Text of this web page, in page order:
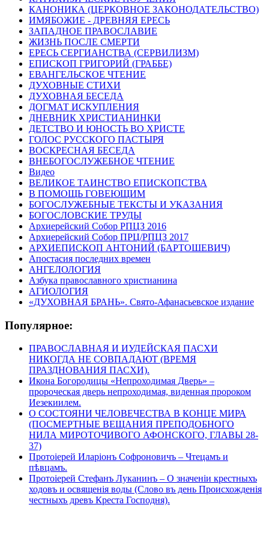
КАНОНИКА (ЦЕРКОВНОЕ ЗАКОНОДАТЕЛЬСТВО)
ИМЯБОЖИЕ - ДРЕВНЯЯ ЕРЕСЬ
ЗАПАДНОЕ ПРАВОСЛАВИЕ
ЖИЗНЬ ПОСЛЕ СМЕРТИ
ЕРЕСЬ СЕРГИАНСТВА (СЕРВИЛИЗМ)
ЕПИСКОП ГРИГОРИЙ (ГРАББЕ)
ЕВАНГЕЛЬСКОЕ ЧТЕНИЕ
ДУХОВНЫЕ СТИХИ
ДУХОВНАЯ БЕСЕДА
ДОГМАТ ИСКУПЛЕНИЯ
ДНЕВНИК ХРИСТИАНИНКИ
ДЕТСТВО И ЮНОСТЬ ВО ХРИСТЕ
ГОЛОС РУССКОГО ПАСТЫРЯ
ВОСКРЕСНАЯ БЕСЕДА
ВНЕБОГОСЛУЖЕБНОЕ ЧТЕНИЕ
Видео
ВЕЛИКОЕ ТАИНСТВО ЕПИСКОПСТВА
В ПОМОЩЬ ГОВЕЮЩИМ
БОГОСЛУЖЕБНЫЕ ТЕКСТЫ И УКАЗАНИЯ
БОГОСЛОВСКИЕ ТРУДЫ
Архиерейский Собор РПЦЗ 2016
Архиерейский Собор ПРЦ/РПЦЗ 2017
АРХИЕПИСКОП АНТОНИЙ (БАРТОШЕВИЧ)
Апостасия последних времен
АНГЕЛОЛОГИЯ
Азбука православного христианина
АГИОЛОГИЯ
«ДУХОВНАЯ БРАНЬ». Свято-Афанасьевское издание
Популярное:
ПРАВОСЛАВНАЯ И ИУДЕЙСКАЯ ПАСХИ
НИКОГДА НЕ СОВПАДАЮТ (ВРЕМЯ
ПРАЗДНОВАНИЯ ПАСХИ).
Икона Богородицы «Непроходимая Дверь» –
пророческая дверь непроходимая, виденная пророком
Иезекиилем.
О СОСТОЯНИ ЧЕЛОВЕЧЕСТВА В КОНЦЕ МИРА
(ПОСМЕРТНЫЕ ВЕЩАНИЯ ПРЕПОДОБНОГО
НИЛА МИРОТОЧИВОГО АФОНСКОГО, ГЛАВЫ 28-
37)
Протоіерей Иларіонъ Софроновичъ – Чтецамъ и
пѣвцамъ.
Протоіерей Стефанъ Луканинъ – О значеніи крестныхъ
ходовъ и освященія воды (Слово въ день Происхожденія
честныхъ древъ Креста Господня).